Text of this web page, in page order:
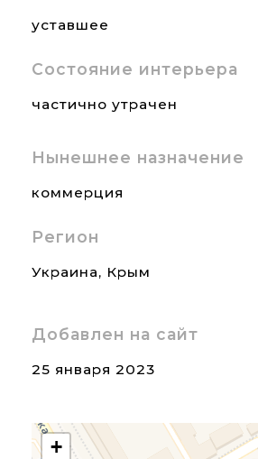
уставшее
Состояние интерьера
частично утрачен
Нынешнее назначение
коммерция
Регион
Украина, Крым
Добавлен на сайт
25 января 2023
+